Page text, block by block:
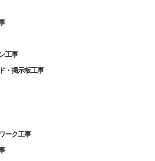
工事
・掲示板工事
ーク工事